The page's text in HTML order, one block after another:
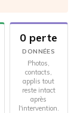
0 perte
DONNÉES
Photos,
contacts,
applis tout
reste intact
après
l'intervention.